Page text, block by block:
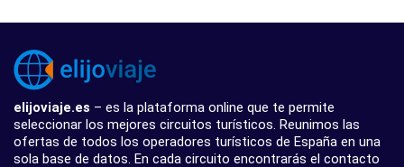
elijoviaje.es – es la plataforma online que te permite
seleccionar los mejores circuitos turísticos. Reunimos las
ofertas de todos los operadores turísticos de España en una
sola base de datos. En cada circuito encontrarás el contacto